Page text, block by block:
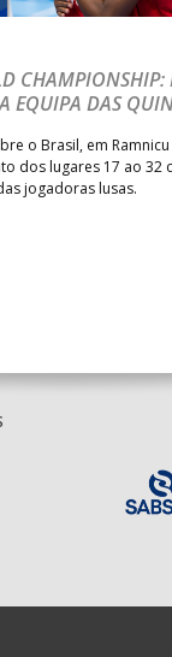
CHAMPIONSHIP:
EQUIPA DAS
o Brasil, em Ramnicu
dos lugares 17 ao 32
jogadoras lusas.